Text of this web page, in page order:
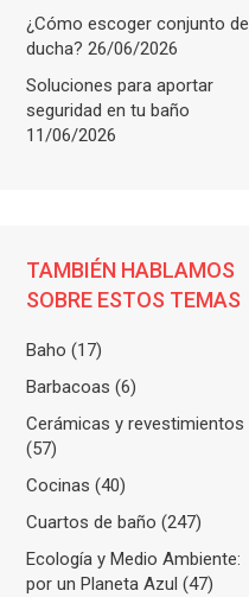
¿Cómo escoger conjunto de
ducha? 26/06/2026
Soluciones para aportar
seguridad en tu baño
11/06/2026
TAMBIÉN HABLAMOS
SOBRE ESTOS TEMAS
Baho (17)
Barbacoas (6)
Cerámicas y revestimientos
(57)
Cocinas (40)
Cuartos de baño (247)
Ecología y Medio Ambiente:
por un Planeta Azul (47)